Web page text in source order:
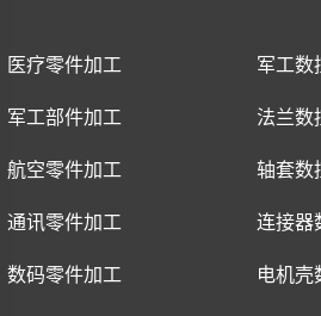
医疗零件加工
军工部件加工
航空零件加工
通讯零件加工
数码零件加工
军工数
法兰数
轴套数
连接器
电机壳